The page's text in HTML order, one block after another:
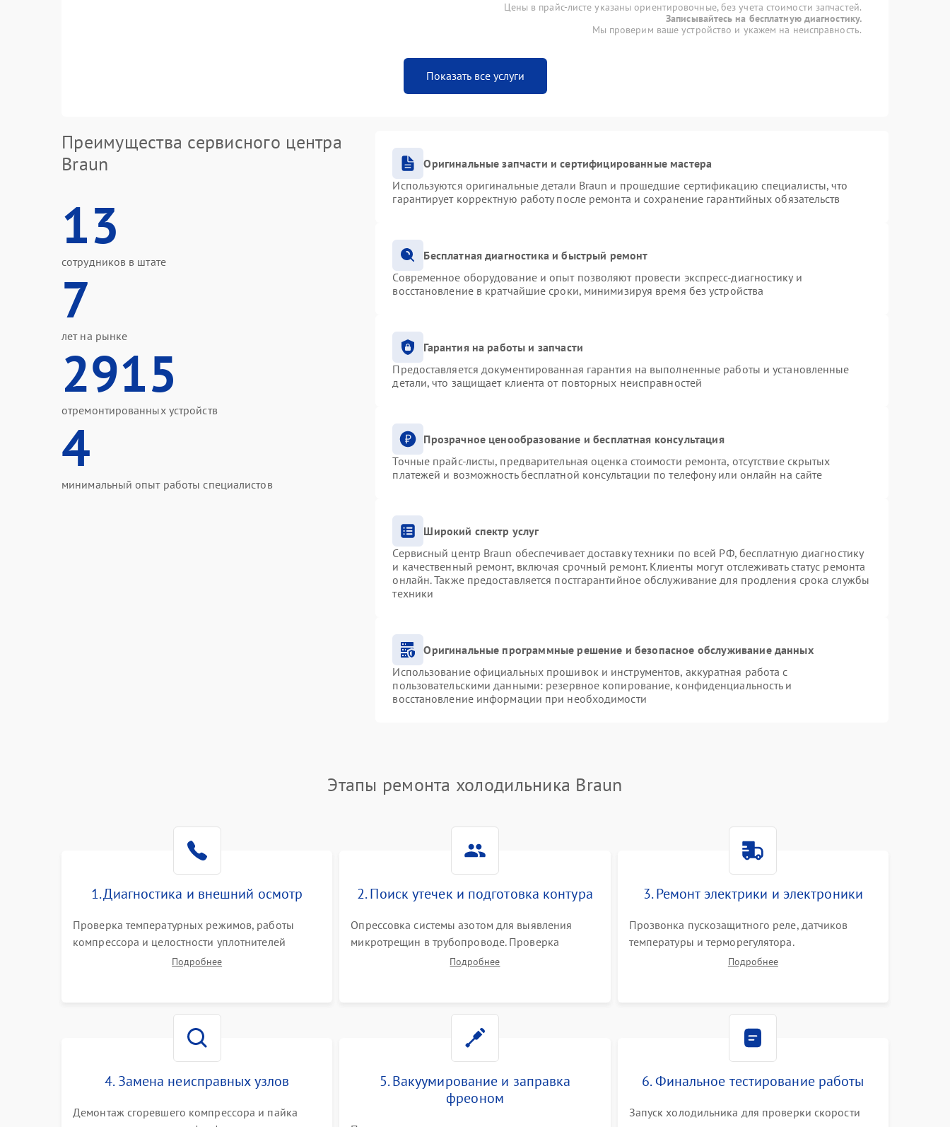
Цены в прайс-листе указаны ориентировочные, без учета стоимости запчастей.
Записывайтесь на бесплатную диагностику.
Мы проверим ваше устройство и укажем на неисправность.
Показать все услуги
Преимущества сервисного центра
Braun
13
сотрудников в штате
7
лет на рынке
2915
отремонтированных устройств
4
минимальный опыт работы специалистов
Оригинальные запчасти и сертифицированные мастера
Используются оригинальные детали Braun и прошедшие сертификацию специалисты, что
гарантирует корректную работу после ремонта и сохранение гарантийных обязательств
Бесплатная диагностика и быстрый ремонт
Современное оборудование и опыт позволяют провести экспресс-диагностику и
восстановление в кратчайшие сроки, минимизируя время без устройства
Гарантия на работы и запчасти
Предоставляется документированная гарантия на выполненные работы и установленные
детали, что защищает клиента от повторных неисправностей
Прозрачное ценообразование и бесплатная консультация
Точные прайс-листы, предварительная оценка стоимости ремонта, отсутствие скрытых
платежей и возможность бесплатной консультации по телефону или онлайн на сайте
Широкий спектр услуг
Сервисный центр Braun обеспечивает доставку техники по всей РФ, бесплатную диагностику
и качественный ремонт, включая срочный ремонт. Клиенты могут отслеживать статус ремонта
онлайн. Также предоставляется постгарантийное обслуживание для продления срока службы
техники
Оригинальные программные решение и безопасное обслуживание данных
Использование официальных прошивок и инструментов, аккуратная работа с
пользовательскими данными: резервное копирование, конфиденциальность и
восстановление информации при необходимости
Этапы ремонта холодильника Braun
1. Диагностика и внешний осмотр
Проверка температурных режимов, работы
компрессора и целостности уплотнителей
дверей. Измерение сопротивления обмоток
Подробнее
2. Поиск утечек и подготовка контура
Опрессовка системы азотом для выявления
микротрещин в трубопроводе. Проверка
испарителя и конденсатора течеискателем.
Подробнее
3. Ремонт электрики и электроники
Прозвонка пускозащитного реле, датчиков
температуры и терморегулятора.
Восстановление цепей питания системы No
Подробнее
4. Замена неисправных узлов
Демонтаж сгоревшего компрессора и пайка
5. Вакуумирование и заправка
фреоном
6. Финальное тестирование работы
Запуск холодильника для проверки скорости